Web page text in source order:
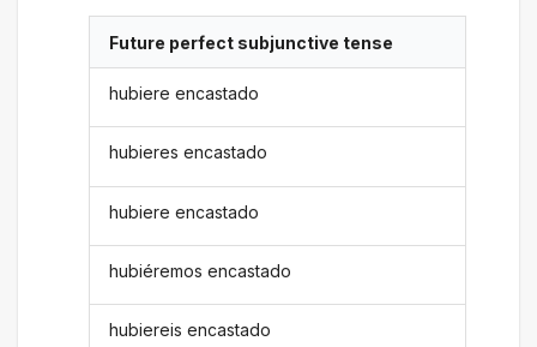
Future perfect subjunctive tense
hubiere encastado
hubieres encastado
hubiere encastado
hubiéremos encastado
hubiereis encastado